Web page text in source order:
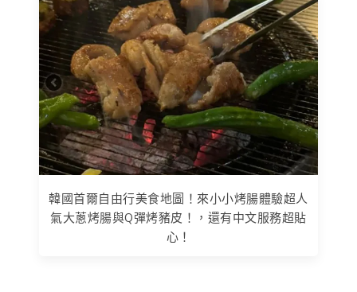
韓國首爾自由行美食地圖！來小小烤腸體驗超人
氣大蔥烤腸與Q彈烤豬皮！，還有中文服務超貼
心！